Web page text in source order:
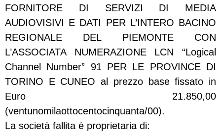
FORNITORE DI SERVIZI DI MEDIA
AUDIOVISIVI E DATI PER L’INTERO BACINO
REGIONALE DEL PIEMONTE CON
L’ASSOCIATA NUMERAZIONE LCN “Logical
Channel Number” 91 PER LE PROVINCE DI
TORINO E CUNEO al prezzo base fissato in
Euro 21.850,00
(ventunomilaottocentocinquanta/00).
La società fallita è proprietaria di: